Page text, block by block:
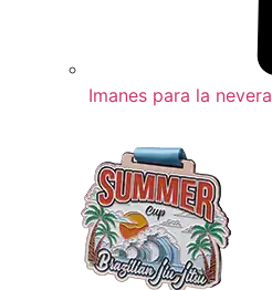
Imanes para la nevera